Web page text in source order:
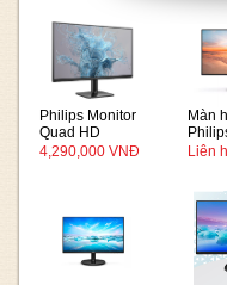
Philips Monitor
Quad HD
monitor
4,290,000 VNĐ
Màn
Liên